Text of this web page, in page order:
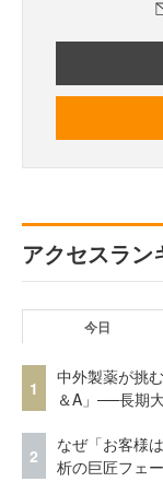
アクセスラン
今日
1
中外製薬が挑
＆A」──長期
2
なぜ「お客様
析の巨匠フェ